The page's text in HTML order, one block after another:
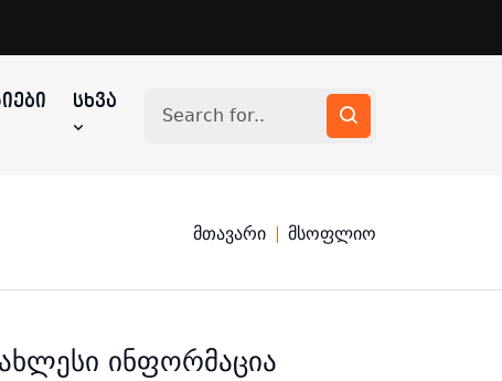
ᲡᲮᲕᲐ
მთავარი მსოფლიო
ინფორმაცია